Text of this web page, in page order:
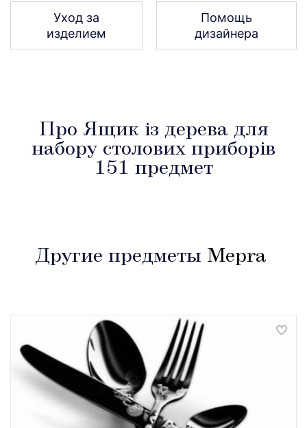
Уход за
изделием
Помощь
дизайнера
Про Ящик із дерева для
набору столових приборів
151 предмет
Другие предметы Mepra